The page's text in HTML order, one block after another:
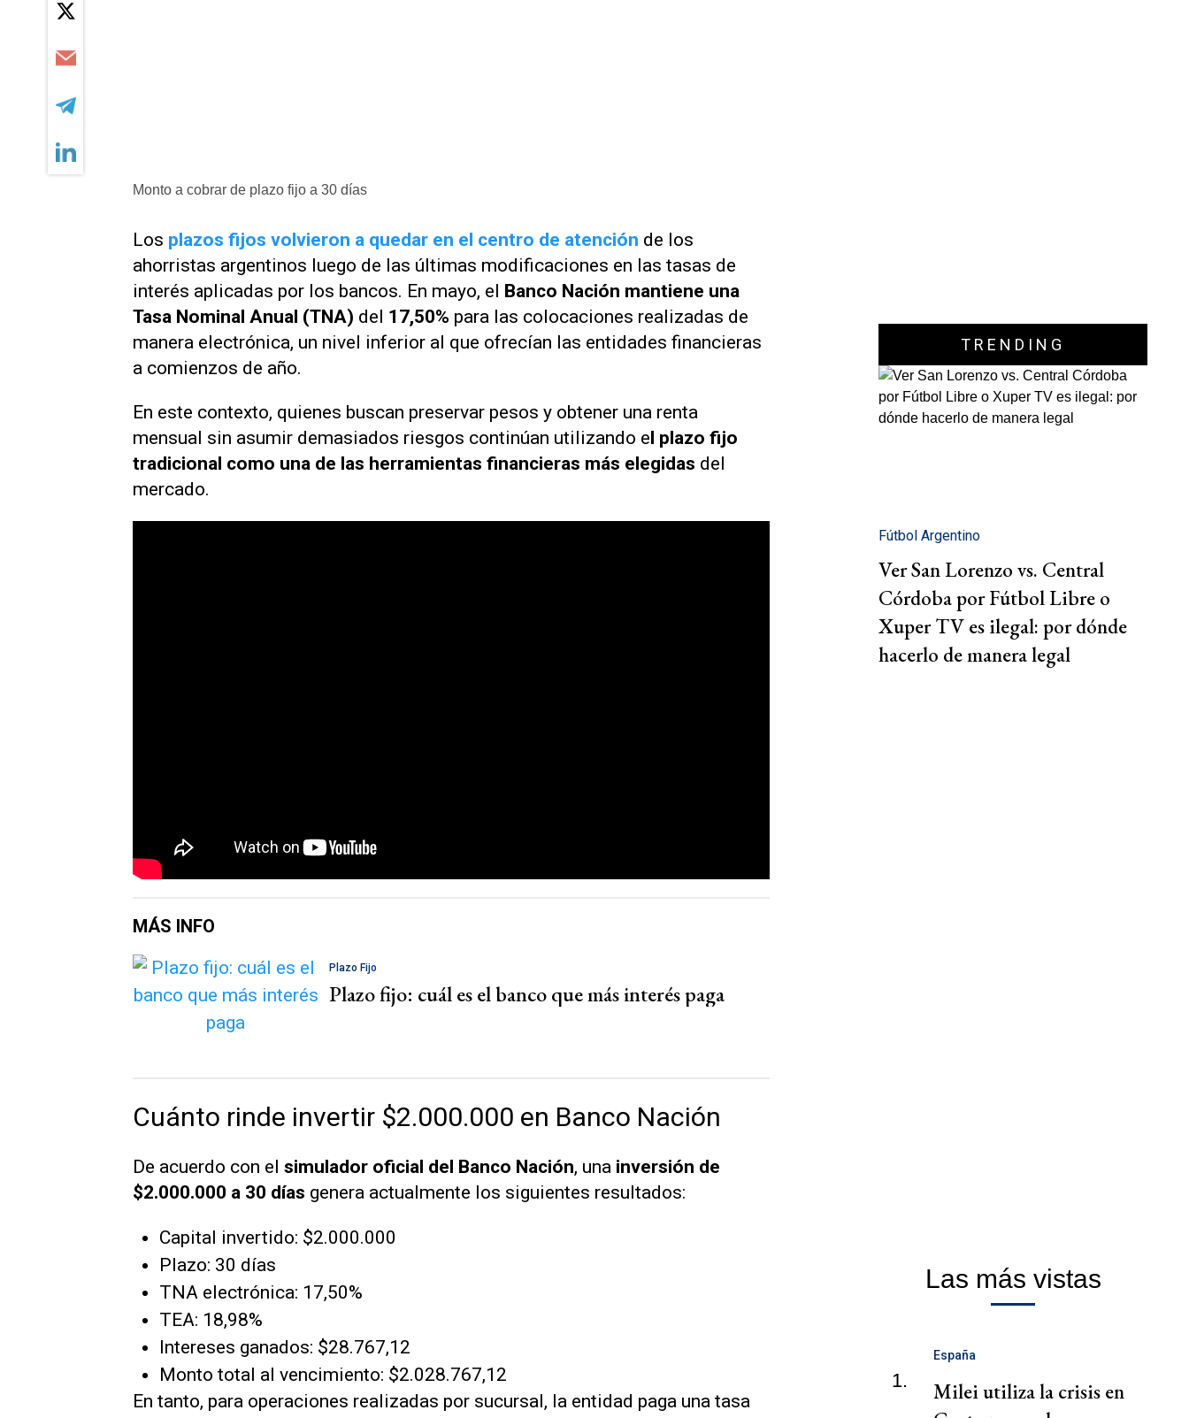
Monto a cobrar de plazo fijo a 30 días
Los plazos fijos volvieron a quedar en el centro de atención de los
ahorristas argentinos luego de las últimas modificaciones en las tasas de
interés aplicadas por los bancos. En mayo, el Banco Nación mantiene una
Tasa Nominal Anual (TNA) del 17,50% para las colocaciones realizadas de
manera electrónica, un nivel inferior al que ofrecían las entidades financieras
a comienzos de año.
En este contexto, quienes buscan preservar pesos y obtener una renta
mensual sin asumir demasiados riesgos continúan utilizando el plazo fijo
tradicional como una de las herramientas financieras más elegidas del
mercado.
MÁS INFO
Plazo Fijo
Plazo fijo: cuál es el banco que más interés paga
Cuánto rinde invertir $2.000.000 en Banco Nación
De acuerdo con el simulador oficial del Banco Nación, una inversión de
$2.000.000 a 30 días genera actualmente los siguientes resultados:
Capital invertido: $2.000.000
Plazo: 30 días
TNA electrónica: 17,50%
TEA: 18,98%
Intereses ganados: $28.767,12
Monto total al vencimiento: $2.028.767,12
En tanto, para operaciones realizadas por sucursal, la entidad paga una tasa
TRENDING
Fútbol Argentino
Ver San Lorenzo vs. Central
Córdoba por Fútbol Libre o
Xuper TV es ilegal: por dónde
hacerlo de manera legal
Las más vistas
1.
España
Milei utiliza la crisis en